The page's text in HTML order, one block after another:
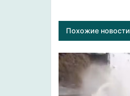
Похожие новости